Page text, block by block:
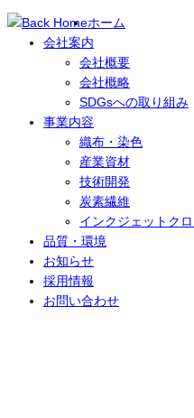
ホーム
会社案内
会社概要
会社概略
SDGsへの取り組み
事業内容
織布・染色
産業資材
技術開発
炭素繊維
インクジェットク
品質・環境
お知らせ
採用情報
お問い合わせ